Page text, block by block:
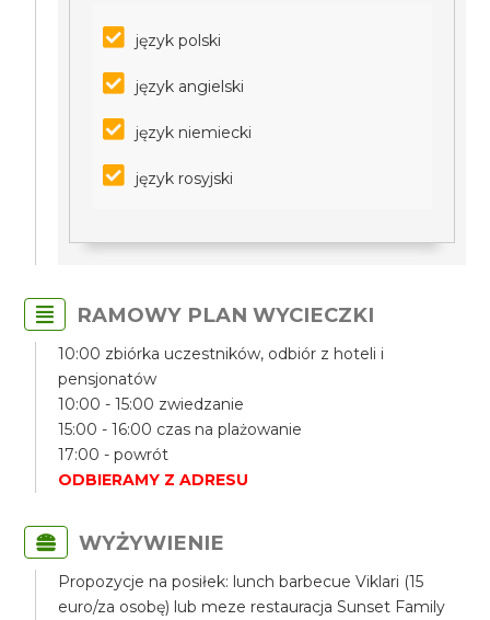
język polski
język angielski
język niemiecki
język rosyjski
RAMOWY PLAN WYCIECZKI
10:00 zbiórka uczestników, odbiór z hoteli i
pensjonatów
10:00 - 15:00 zwiedzanie
15:00 - 16:00 czas na plażowanie
17:00 - powrót
ODBIERAMY Z ADRESU
WYŻYWIENIE
Propozycje na posiłek: lunch barbecue Viklari (15
euro/za osobę) lub meze restauracja Sunset Family